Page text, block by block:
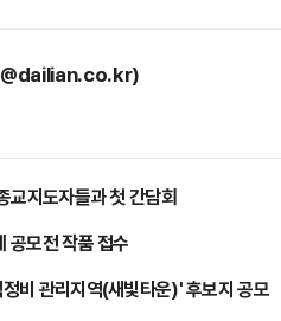
교지도자들과 첫 간담회
공모전 작품 접수
비 관리지역(새빛타운)' 후보지 공모